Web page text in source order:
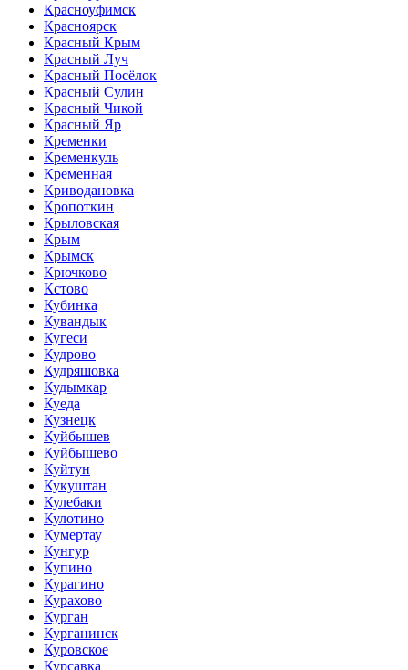
Красноуфимск
Красноярск
Красный Крым
Красный Луч
Красный Посёлок
Красный Сулин
Красный Чикой
Красный Яр
Кременки
Кременкуль
Кременная
Криводановка
Кропоткин
Крыловская
Крым
Крымск
Крючково
Кстово
Кубинка
Кувандык
Кугеси
Кудрово
Кудряшовка
Кудымкар
Куеда
Кузнецк
Куйбышев
Куйбышево
Куйтун
Кукуштан
Кулебаки
Кулотино
Кумертау
Кунгур
Купино
Курагино
Курахово
Курган
Курганинск
Куровское
Курсавка